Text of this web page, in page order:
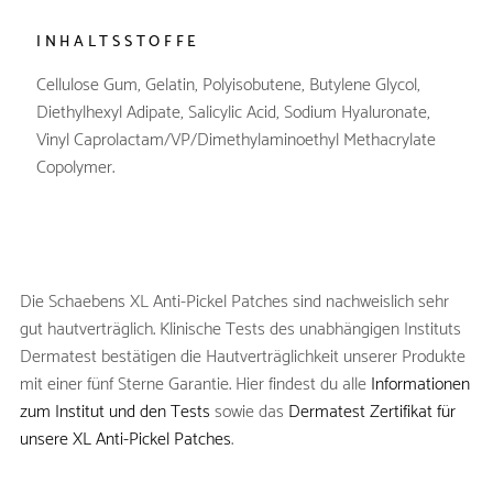
INHALTSSTOFFE
Cellulose Gum, Gelatin, Polyisobutene, Butylene Glycol,
Diethylhexyl Adipate, Salicylic Acid, Sodium Hyaluronate,
Vinyl Caprolactam/VP/Dimethylaminoethyl Methacrylate
Copolymer.
Die Schaebens XL Anti-Pickel Patches sind nachweislich sehr
gut hautverträglich. Klinische Tests des unabhängigen Instituts
Dermatest bestätigen die Hautverträglichkeit unserer Produkte
mit einer fünf Sterne Garantie. Hier findest du alleInformationen
zum Institut und den Testssowie das Dermatest Zertifikat für
unsere XL Anti-Pickel Patches.